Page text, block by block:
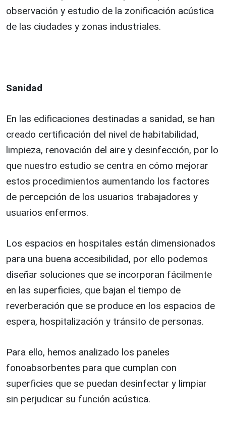
observación y estudio de la zonificación acústica
de las ciudades y zonas industriales.
Sanidad
En las edificaciones destinadas a sanidad, se han
creado certificación del nivel de habitabilidad,
limpieza, renovación del aire y desinfección, por lo
que nuestro estudio se centra en cómo mejorar
estos procedimientos aumentando los factores
de percepción de los usuarios trabajadores y
usuarios enfermos.
Los espacios en hospitales están dimensionados
para una buena accesibilidad, por ello podemos
diseñar soluciones que se incorporan fácilmente
en las superficies, que bajan el tiempo de
reverberación que se produce en los espacios de
espera, hospitalización y tránsito de personas.
Para ello, hemos analizado los paneles
fonoabsorbentes para que cumplan con
superficies que se puedan desinfectar y limpiar
sin perjudicar su función acústica.